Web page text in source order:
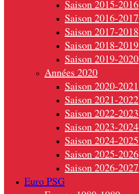
Saison 2015-2016
Saison 2016-2017
Saison 2017-2018
Saison 2018-2019
Saison 2019-2020
Années 2020
Saison 2020-2021
Saison 2021-2022
Saison 2022-2023
Saison 2023-2024
Saison 2024-2025
Saison 2025-2026
Saison 2026-2027
Euro PSG